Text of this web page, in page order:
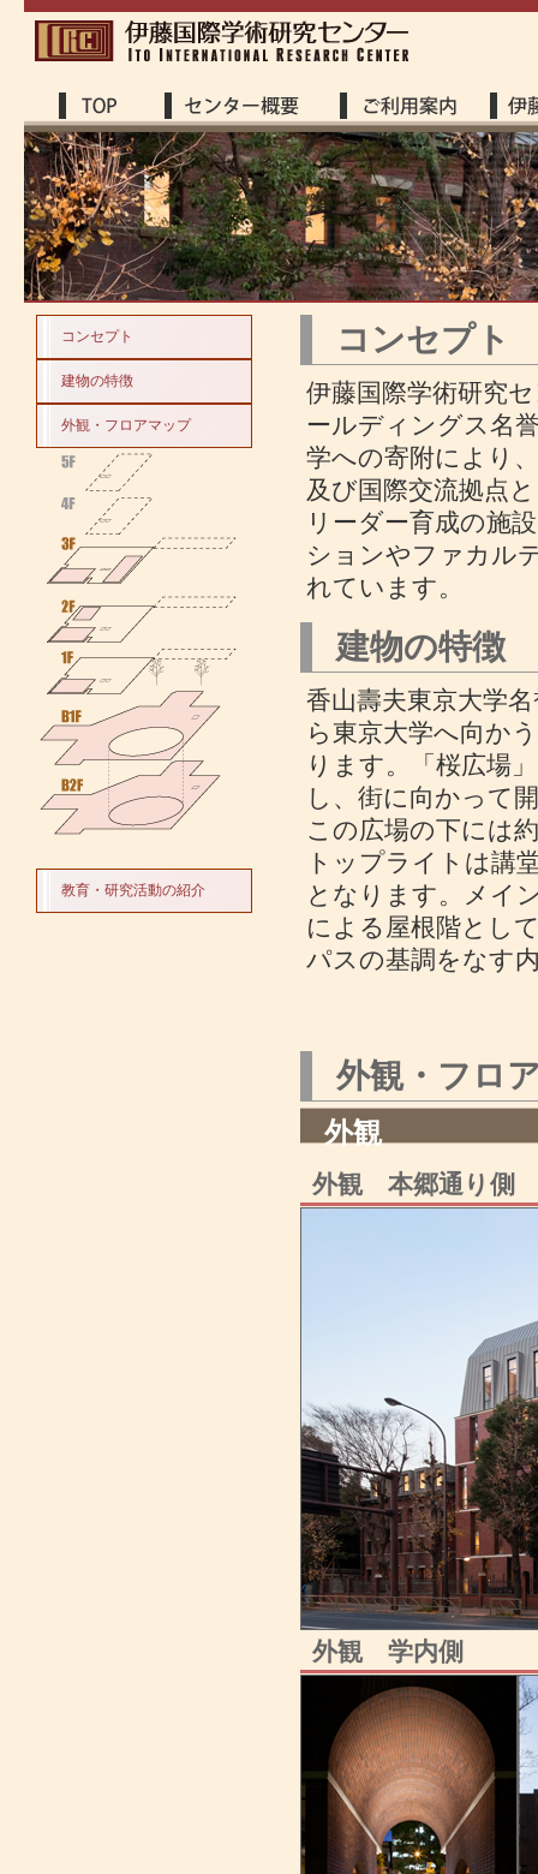
コンセプト
建物の特徴
外観・フロアマップ
教育・研究活動の紹介
コンセプト
伊藤国際学術研究
ールディングス名
学への寄附により
及び国際交流拠点
リーダー育成の施
ションやファカル
れています。
建物の特徴
香山壽夫東京大学
ら東京大学へ向か
ります。「桜広場
し、街に向かって
この広場の下には
トップライトは講
となります。メイ
による屋根階とし
パスの基調をなす
外観・フロ
外観
外観 本郷通り側
外観 学内側